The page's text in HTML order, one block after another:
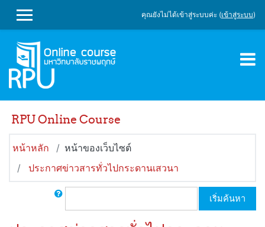
SIDE PANEL
คุณยังไม่ได้เข้าสู่ระบบค่ะ (เข้าสู่ระบบ)
RPU Online Course
หน้าหลัก
หน้าของเว็บไซต์
ประกาศข่าวสารทั่วไปกระดานเสวนา
ค้นหา เริ่มค้นหา